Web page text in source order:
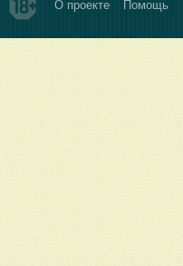
О проекте Помощь